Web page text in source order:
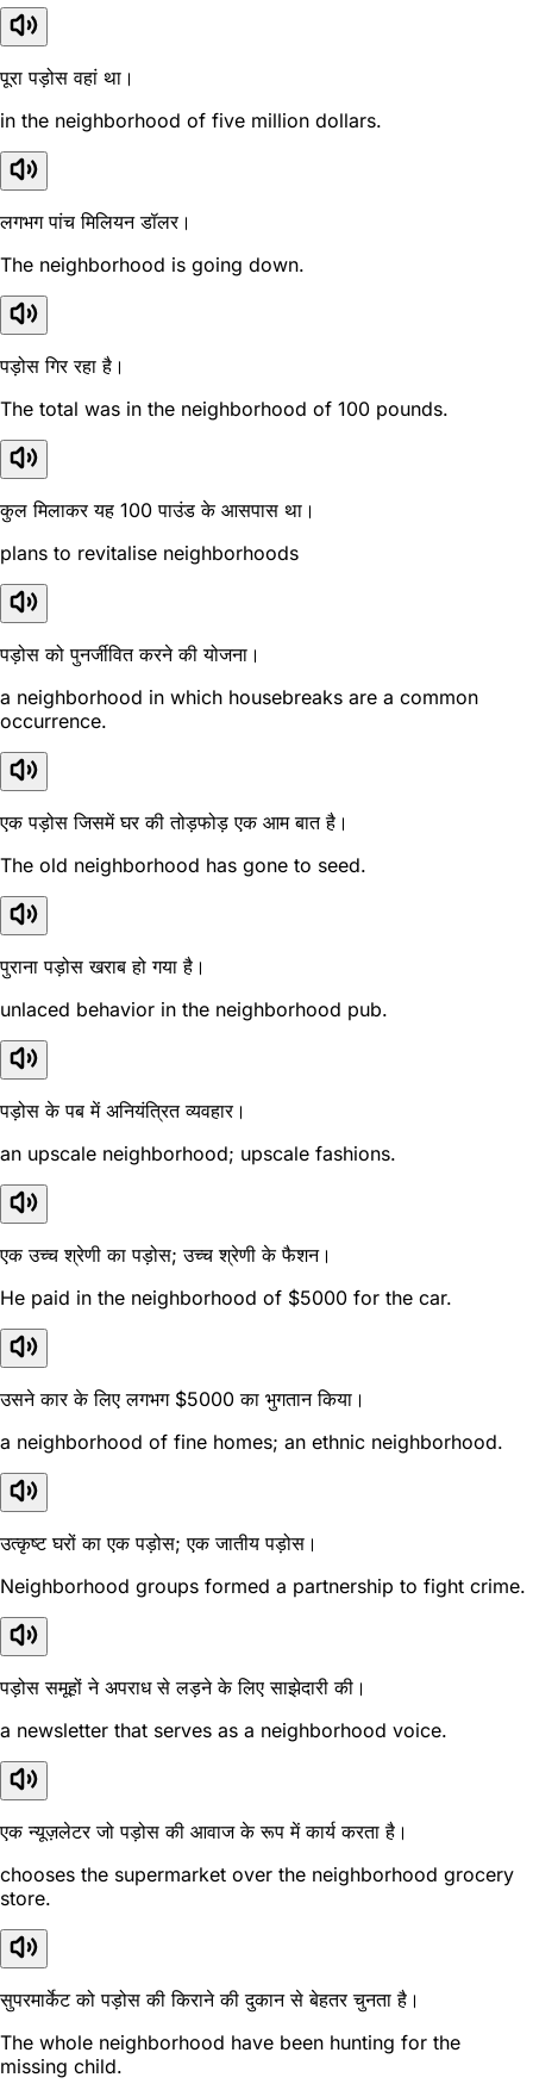
पूरा पड़ोस वहां था।
in the neighborhood of five million dollars.
लगभग पांच मिलियन डॉलर।
The neighborhood is going down.
पड़ोस गिर रहा है।
The total was in the neighborhood of 100 pounds.
कुल मिलाकर यह 100 पाउंड के आसपास था।
plans to revitalise neighborhoods
पड़ोस को पुनर्जीवित करने की योजना।
a neighborhood in which housebreaks are a common
occurrence.
एक पड़ोस जिसमें घर की तोड़फोड़ एक आम बात है।
The old neighborhood has gone to seed.
पुराना पड़ोस खराब हो गया है।
unlaced behavior in the neighborhood pub.
पड़ोस के पब में अनियंत्रित व्यवहार।
an upscale neighborhood; upscale fashions.
एक उच्च श्रेणी का पड़ोस; उच्च श्रेणी के फैशन।
He paid in the neighborhood of $5000 for the car.
उसने कार के लिए लगभग $5000 का भुगतान किया।
a neighborhood of fine homes; an ethnic neighborhood.
उत्कृष्ट घरों का एक पड़ोस; एक जातीय पड़ोस।
Neighborhood groups formed a partnership to fight crime.
पड़ोस समूहों ने अपराध से लड़ने के लिए साझेदारी की।
a newsletter that serves as a neighborhood voice.
एक न्यूज़लेटर जो पड़ोस की आवाज के रूप में कार्य करता है।
chooses the supermarket over the neighborhood grocery
store.
सुपरमार्केट को पड़ोस की किराने की दुकान से बेहतर चुनता है।
The whole neighborhood have been hunting for the
missing child.